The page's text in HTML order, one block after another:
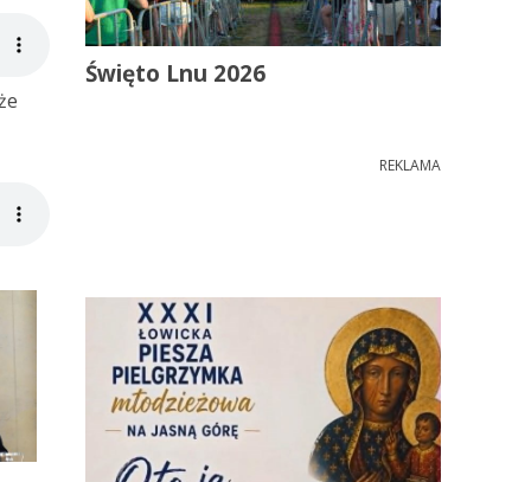
Święto Lnu 2026
REKLAMA